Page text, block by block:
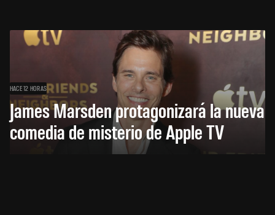
HACE 12 HORAS
James Marsden protagonizará la nueva
comedia de misterio de Apple TV